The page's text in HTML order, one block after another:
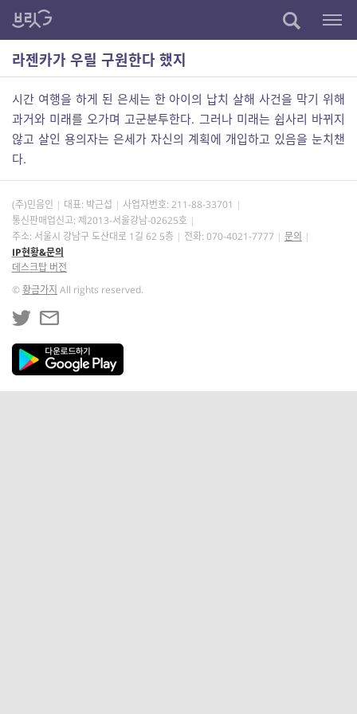
라젠카가 우릴 구원한다 했지
시간 여행을 하게 된 은세는 한 아이의 납치 살해 사건을 막기 위해
과거와 미래를 오가며 고군분투한다. 그러나 미래는 쉽사리 바뀌지
않고 살인 용의자는 은세가 자신의 계획에 개입하고 있음을 눈치챈
다.
(주)민음인 대표: 박근섭 사업자번호: 211-88-33701
통신판매업신고: 제2013-서울강남-02625호
주소: 서울시 강남구 도산대로 1길 62 5층
전화: 070-4021-7777
문의
IP현황&문의
데스크탑 버전
©황금가지 All rights reserved.